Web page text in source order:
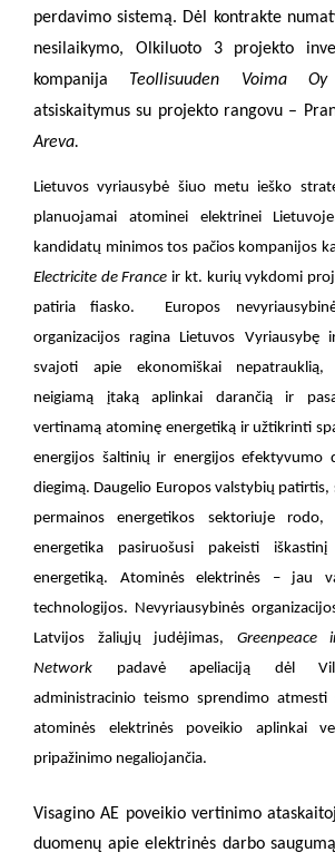
perdavimo sistemą. Dėl kontrakte
nesilaikymo, Olkiluoto 3 projekto
kompanija Teollisuuden Voima
atsiskaitymus su projekto rangovu –
Areva.
Lietuvos vyriausybė šiuo metu ieško
planuojamai atominei elektrinei
kandidatų minimos tos pačios kompanijos
Electricite de France ir kt. kurių vykdomi
patiria fiasko.
Europos
organizacijos ragina Lietuvos Vyriausybę
svajoti apie ekonomiškai nepatrauklią,
neigiamą įtaką aplinkai darančią ir
vertinamą atominę energetiką ir užtikrinti
energijos šaltinių ir energijos efektyvumo
diegimą. Daugelio Europos valstybių patirtis,
permainos energetikos sektoriuje rodo,
energetika pasiruošusi pakeisti
energetiką. Atominės elektrinės – jau
technologijos. Nevyriausybinės
Latvijos žaliųjų judėjimas, Greenpeace
Network padavė apeliaciją dėl
administracinio teismo sprendimo
atominės elektrinės poveikio aplinkai
pripažinimo negaliojančia.
Visagino AE poveikio vertinimo
duomenų apie elektrinės darbo